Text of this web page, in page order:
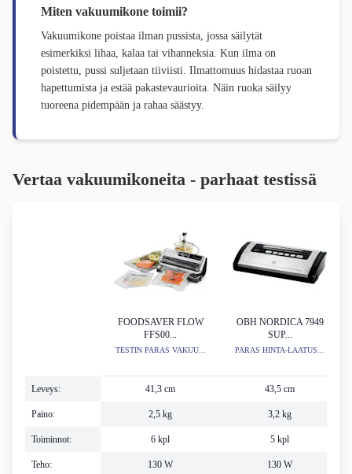
Miten vakuumikone toimii?
Vakuumikone poistaa ilman pussista, jossa säilytät
esimerkiksi lihaa, kalaa tai vihanneksia. Kun ilma on
poistettu, pussi suljetaan tiiviisti. Ilmattomuus hidastaa ruoan
hapettumista ja estää pakastevaurioita. Näin ruoka säilyy
tuoreena pidempään ja rahaa säästyy.
Vertaa vakuumikoneita - parhaat testissä
Leveys:
Paino:
Toiminnot:
Teho:
FOODSAVER FLOW
FFS00...
TESTIN PARAS VAKUU...
41,3 cm
2,5 kg
6 kpl
130 W
OBH NORDICA 7949
SUP...
PARAS HINTA-LAATUS...
43,5 cm
3,2 kg
5 kpl
130 W